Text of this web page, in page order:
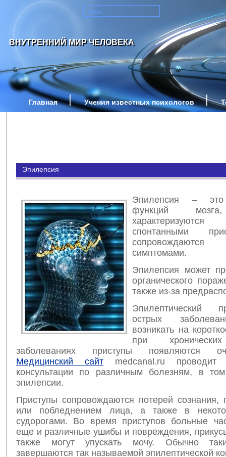
ВНУТРЕННИЙ МИР ЧЕЛОВЕКА
Главная Учения известных психологов
Эпилепсия
Эпилепсия – это
функций
характеризуются
спонтанными
симптомами.
Эпилепсия может
органического
также из-за
Эпилептический
острых
возникать на
при
заболеваниях приступы появляются
Медицинский сайт medcanal.ru проводит
консультации по различным болезням, в
эпилепсии.
Приступы сопровождаются потерей сознания,
или побледнением лица, а также в
судорогами. Во время приступов больные
еще и различные ушибы и повреждения,
также могут упускать мочу. Обычно
завершаются так называемой эпилептической